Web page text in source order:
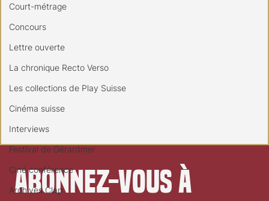
Court-métrage
Concours
Lettre ouverte
La chronique Recto Verso
Les collections de Play Suisse
Cinéma suisse
Interviews
Festival de Gérardmer
Ciné conférence
Archives Clap
Abonnez-vous à